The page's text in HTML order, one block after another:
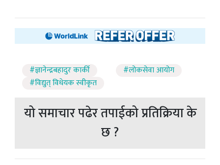
#ज्ञानेन्द्रबहादुर कार्की
#लोकसेवा आयोग
#विद्युत् विधेयक स्वीकृत
यो समाचार पढेर तपाईको प्रतिक्रिया के
छ ?